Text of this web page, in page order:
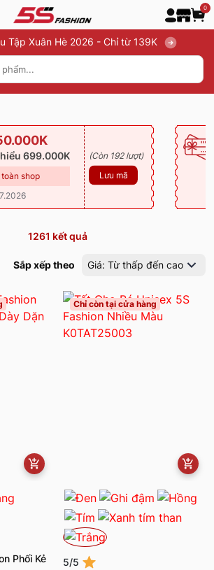
0
Tập Xuân Hè 2026 - Chỉ từ 139K
699.000K
shop
(Còn 192 lượt)
Lưu mã
1261 kết quả
Sắp xếp theo Giá: Từ thấp đến cao
Phối Kẻ
Chỉ còn tại cửa hàng
5/5